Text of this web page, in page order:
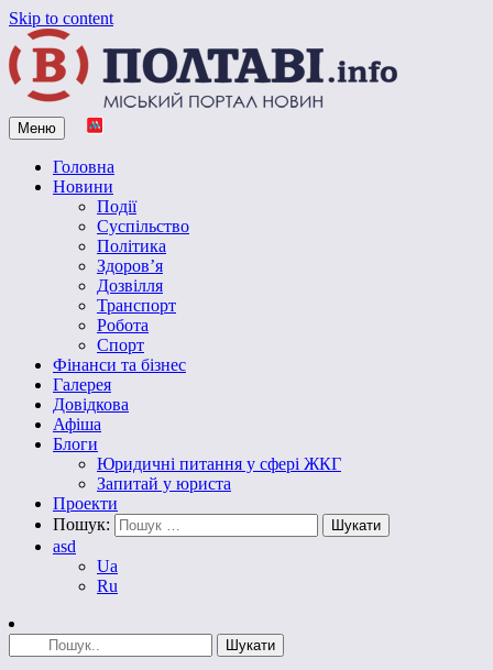
Skip to content
Vpoltave.info
Полтавський портал новин
Меню
Головна
Новини
Події
Суспільство
Політика
Здоров’я
Дозвілля
Транспорт
Робота
Спорт
Фінанси та бізнес
Галерея
Довідкова
Афіша
Блоги
Юридичні питання у сфері ЖКГ
Запитай у юриста
Проекти
Пошук:
asd
Ua
Ru